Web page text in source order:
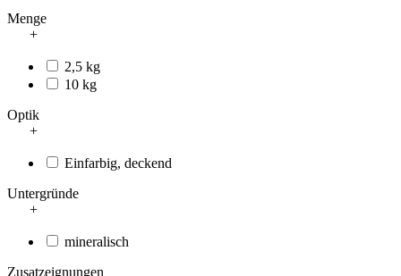
Menge
+
2,5 kg
10 kg
Optik
+
Einfarbig, deckend
Untergründe
+
mineralisch
Zusatzeignungen